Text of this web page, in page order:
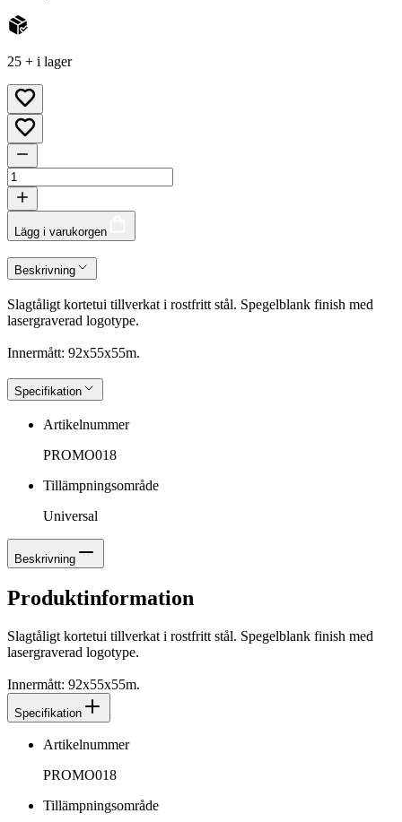
25 + i lager
Lägg i varukorgen
Beskrivning
Slagtåligt kortetui tillverkat i rostfritt stål. Spegelblank finish med
lasergraverad logotype.
Innermått: 92x55x55m.
Specifikation
Artikelnummer
PROMO018
Tillämpningsområde
Universal
Beskrivning
Produktinformation
Slagtåligt kortetui tillverkat i rostfritt stål. Spegelblank finish med
lasergraverad logotype.
Innermått: 92x55x55m.
Specifikation
Artikelnummer
PROMO018
Tillämpningsområde